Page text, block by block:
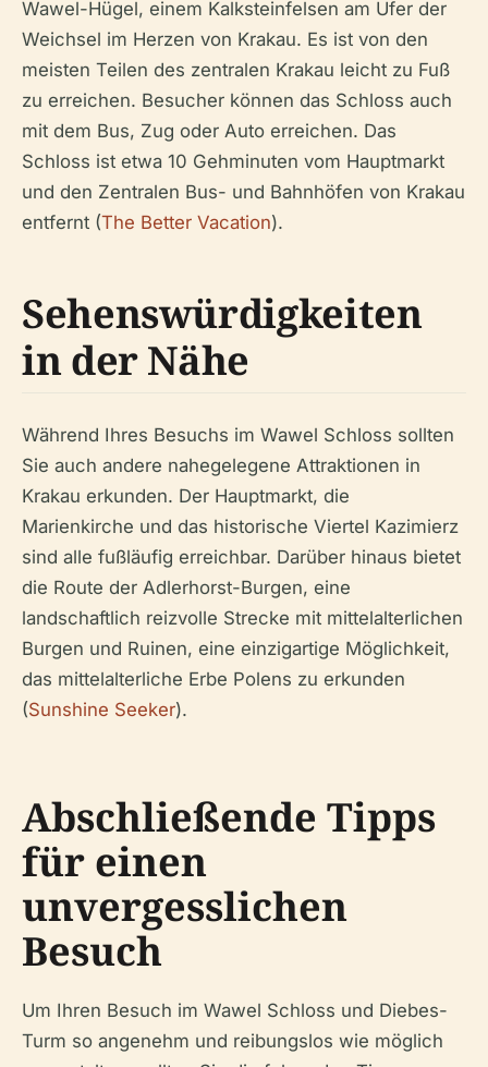
Wawel-Hügel, einem Kalksteinfelsen am Ufer der
Weichsel im Herzen von Krakau. Es ist von den
meisten Teilen des zentralen Krakau leicht zu Fuß
zu erreichen. Besucher können das Schloss auch
mit dem Bus, Zug oder Auto erreichen. Das
Schloss ist etwa 10 Gehminuten vom Hauptmarkt
und den Zentralen Bus- und Bahnhöfen von Krakau
entfernt (The Better Vacation).
Sehenswürdigkeiten
in der Nähe
Während Ihres Besuchs im Wawel Schloss sollten
Sie auch andere nahegelegene Attraktionen in
Krakau erkunden. Der Hauptmarkt, die
Marienkirche und das historische Viertel Kazimierz
sind alle fußläufig erreichbar. Darüber hinaus bietet
die Route der Adlerhorst-Burgen, eine
landschaftlich reizvolle Strecke mit mittelalterlichen
Burgen und Ruinen, eine einzigartige Möglichkeit,
das mittelalterliche Erbe Polens zu erkunden
(Sunshine Seeker).
Abschließende Tipps
für einen
unvergesslichen
Besuch
Um Ihren Besuch im Wawel Schloss und Diebes-
Turm so angenehm und reibungslos wie möglich